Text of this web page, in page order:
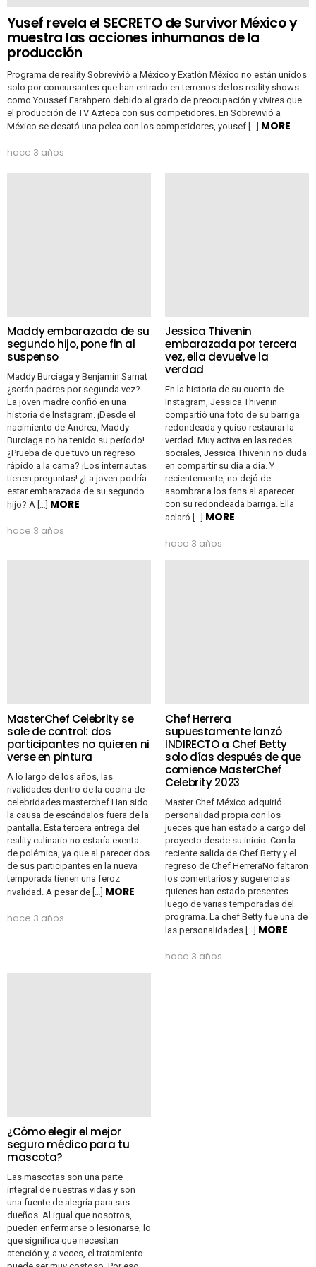
Yusef revela el SECRETO de Survivor México y
muestra las acciones inhumanas de la
producción
Programa de reality Sobrevivió a México y Exatlón México no están unidos
solo por concursantes que han entrado en terrenos de los reality shows
como Youssef Farahpero debido al grado de preocupación y vivires que
el producción de TV Azteca con sus competidores. En Sobrevivió a
México se desató una pelea con los competidores, yousef […] MORE
hace 3 años
Maddy embarazada de su
segundo hijo, pone fin al
suspenso
Maddy Burciaga y Benjamin Samat
¿serán padres por segunda vez?
La joven madre confió en una
historia de Instagram. ¡Desde el
nacimiento de Andrea, Maddy
Burciaga no ha tenido su período!
¿Prueba de que tuvo un regreso
rápido a la cama? ¡Los internautas
tienen preguntas! ¿La joven podría
estar embarazada de su segundo
hijo? A […] MORE
hace 3 años
Jessica Thivenin
embarazada por tercera
vez, ella devuelve la
verdad
En la historia de su cuenta de
Instagram, Jessica Thivenin
compartió una foto de su barriga
redondeada y quiso restaurar la
verdad. Muy activa en las redes
sociales, Jessica Thivenin no duda
en compartir su día a día. Y
recientemente, no dejó de
asombrar a los fans al aparecer
con su redondeada barriga. Ella
aclaró […] MORE
hace 3 años
MasterChef Celebrity se
sale de control: dos
participantes no quieren ni
verse en pintura
A lo largo de los años, las
rivalidades dentro de la cocina de
celebridades masterchef Han sido
la causa de escándalos fuera de la
pantalla. Esta tercera entrega del
reality culinario no estaría exenta
de polémica, ya que al parecer dos
de sus participantes en la nueva
temporada tienen una feroz
rivalidad. A pesar de […] MORE
hace 3 años
Chef Herrera
supuestamente lanzó
INDIRECTO a Chef Betty
solo días después de que
comience MasterChef
Celebrity 2023
Master Chef México adquirió
personalidad propia con los
jueces que han estado a cargo del
proyecto desde su inicio. Con la
reciente salida de Chef Betty y el
regreso de Chef HerreraNo faltaron
los comentarios y sugerencias
quienes han estado presentes
luego de varias temporadas del
programa. La chef Betty fue una de
las personalidades […] MORE
hace 3 años
¿Cómo elegir el mejor
seguro médico para tu
mascota?
Las mascotas son una parte
integral de nuestras vidas y son
una fuente de alegría para sus
dueños. Al igual que nosotros,
pueden enfermarse o lesionarse, lo
que significa que necesitan
atención y, a veces, el tratamiento